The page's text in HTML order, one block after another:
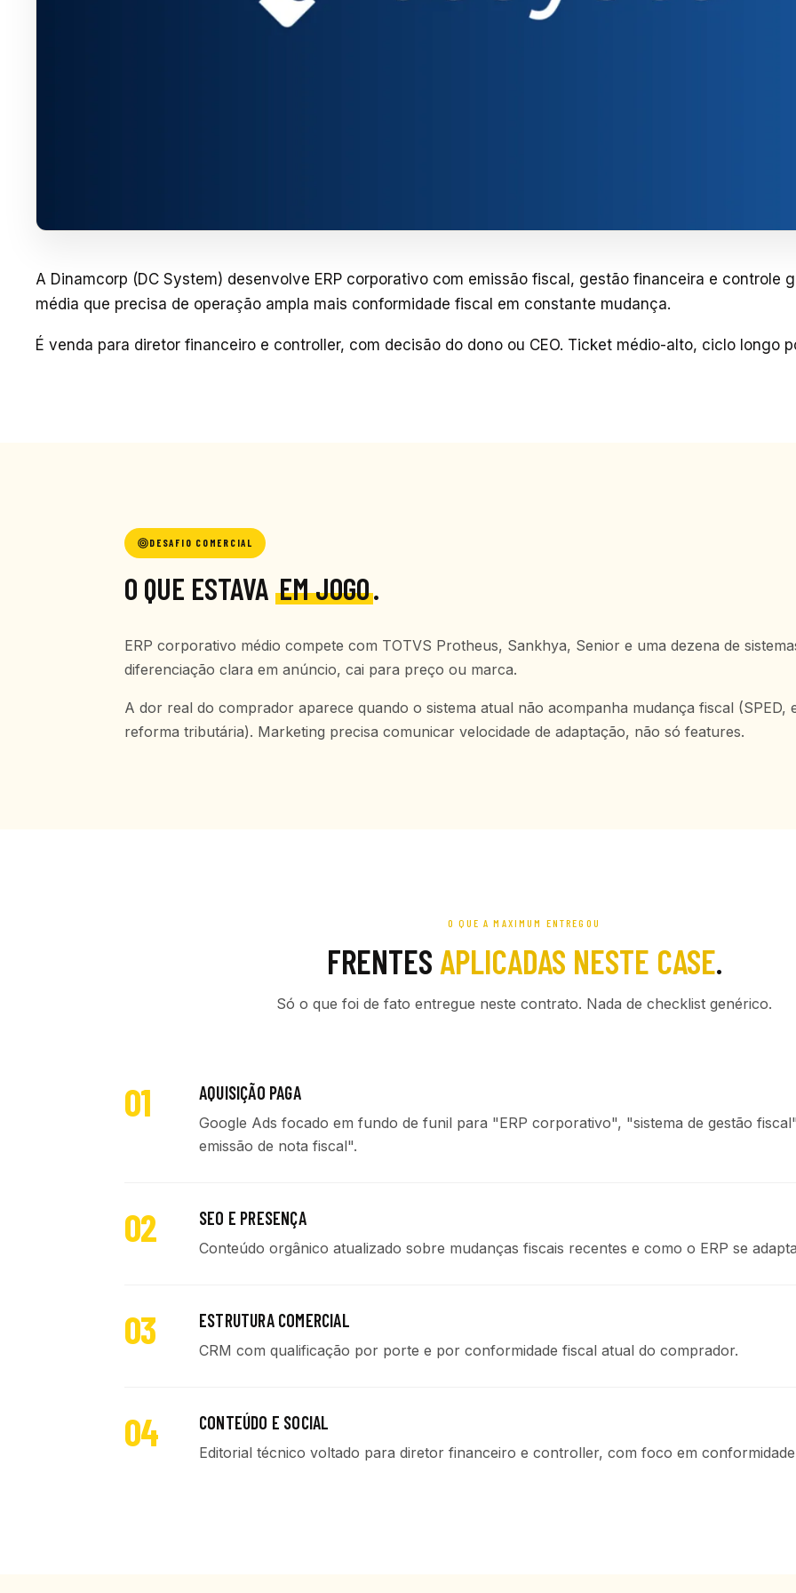
A Dinamcorp (DC System) desenvolve ERP corporativo com emissão fiscal, gestão financeira e controle
média que precisa de operação ampla mais conformidade fiscal em constante mudança.
É venda para diretor financeiro e controller, com decisão do dono ou CEO. Ticket médio-alto, ciclo longo
DESAFIO COMERCIAL
O QUE ESTAVA EM JOGO.
ERP corporativo médio compete com TOTVS Protheus, Sankhya, Senior e uma dezena de
diferenciação clara em anúncio, cai para preço ou marca.
A dor real do comprador aparece quando o sistema atual não acompanha mudança fiscal (SPED,
reforma tributária). Marketing precisa comunicar velocidade de adaptação, não só features.
O QUE A MAXIMUM ENTREGOU
FRENTES APLICADAS NESTE CASE.
Só o que foi de fato entregue neste contrato. Nada de checklist genérico.
01 AQUISIÇÃO PAGA
Google Ads focado em fundo de funil para "ERP corporativo", "sistema de gestão
emissão de nota fiscal".
02 SEO E PRESENÇA
Conteúdo orgânico atualizado sobre mudanças fiscais recentes e como o ERP se
03 ESTRUTURA COMERCIAL
CRM com qualificação por porte e por conformidade fiscal atual do comprador.
04 CONTEÚDO E SOCIAL
Editorial técnico voltado para diretor financeiro e controller, com foco em